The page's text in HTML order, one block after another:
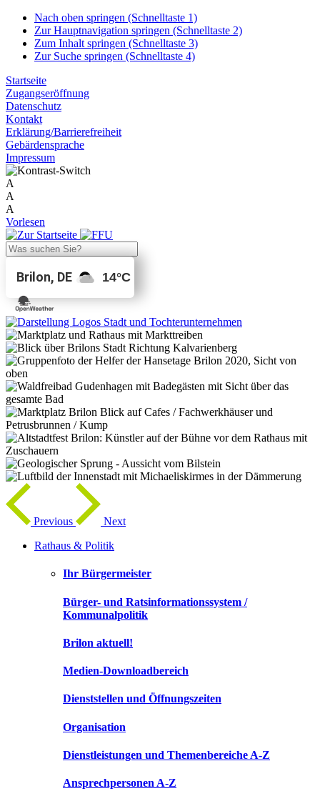
Nach oben springen (Schnelltaste 1)
Zur Hauptnavigation springen (Schnelltaste 2)
Zum Inhalt springen (Schnelltaste 3)
Zur Suche springen (Schnelltaste 4)
Startseite
Zugangseröffnung
Datenschutz
Kontakt
Erklärung/Barrierefreiheit
Gebärdensprache
Impressum
A
A
A
Vorlesen
Brilon, DE 14°C
Previous
Next
Rathaus & Politik
Ihr Bürgermeister
Bürger- und Ratsinformationssystem /
Kommunalpolitik
Brilon aktuell!
Medien-Downloadbereich
Dienststellen und Öffnungszeiten
Organisation
Dienstleistungen und Themenbereiche A-Z
Ansprechpersonen A-Z